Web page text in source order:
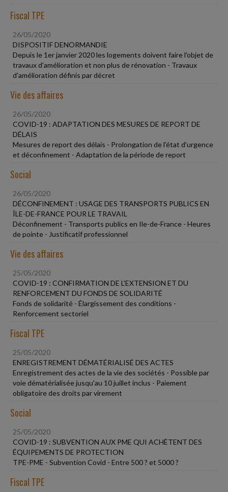
Fiscal TPE
26/05/2020
DISPOSITIF DENORMANDIE
Depuis le 1er janvier 2020 les logements doivent faire l'objet de
travaux d'amélioration et non plus de rénovation - Travaux
d'amélioration définis par décret
Vie des affaires
26/05/2020
COVID-19 : ADAPTATION DES MESURES DE REPORT DE
DÉLAIS
Mesures de report des délais - Prolongation de l'état d'urgence
et déconfinement - Adaptation de la période de report
Social
26/05/2020
DÉCONFINEMENT : USAGE DES TRANSPORTS PUBLICS EN
ÎLE-DE-FRANCE POUR LE TRAVAIL
Déconfinement - Transports publics en Ile-de-France - Heures
de pointe - Justificatif professionnel
Vie des affaires
25/05/2020
COVID-19 : CONFIRMATION DE L'EXTENSION ET DU
RENFORCEMENT DU FONDS DE SOLIDARITÉ
Fonds de solidarité - Élargissement des conditions -
Renforcement sectoriel
Fiscal TPE
25/05/2020
ENREGISTREMENT DÉMATÉRIALISÉ DES ACTES
Enregistrement des actes de la vie des sociétés - Possible par
voie dématérialisée jusqu'au 10 juillet inclus - Paiement
obligatoire des droits par virement
Social
25/05/2020
COVID-19 : SUBVENTION AUX PME QUI ACHÈTENT DES
ÉQUIPEMENTS DE PROTECTION
TPE-PME - Subvention Covid - Entre 500 ? et 5000 ?
Fiscal TPE